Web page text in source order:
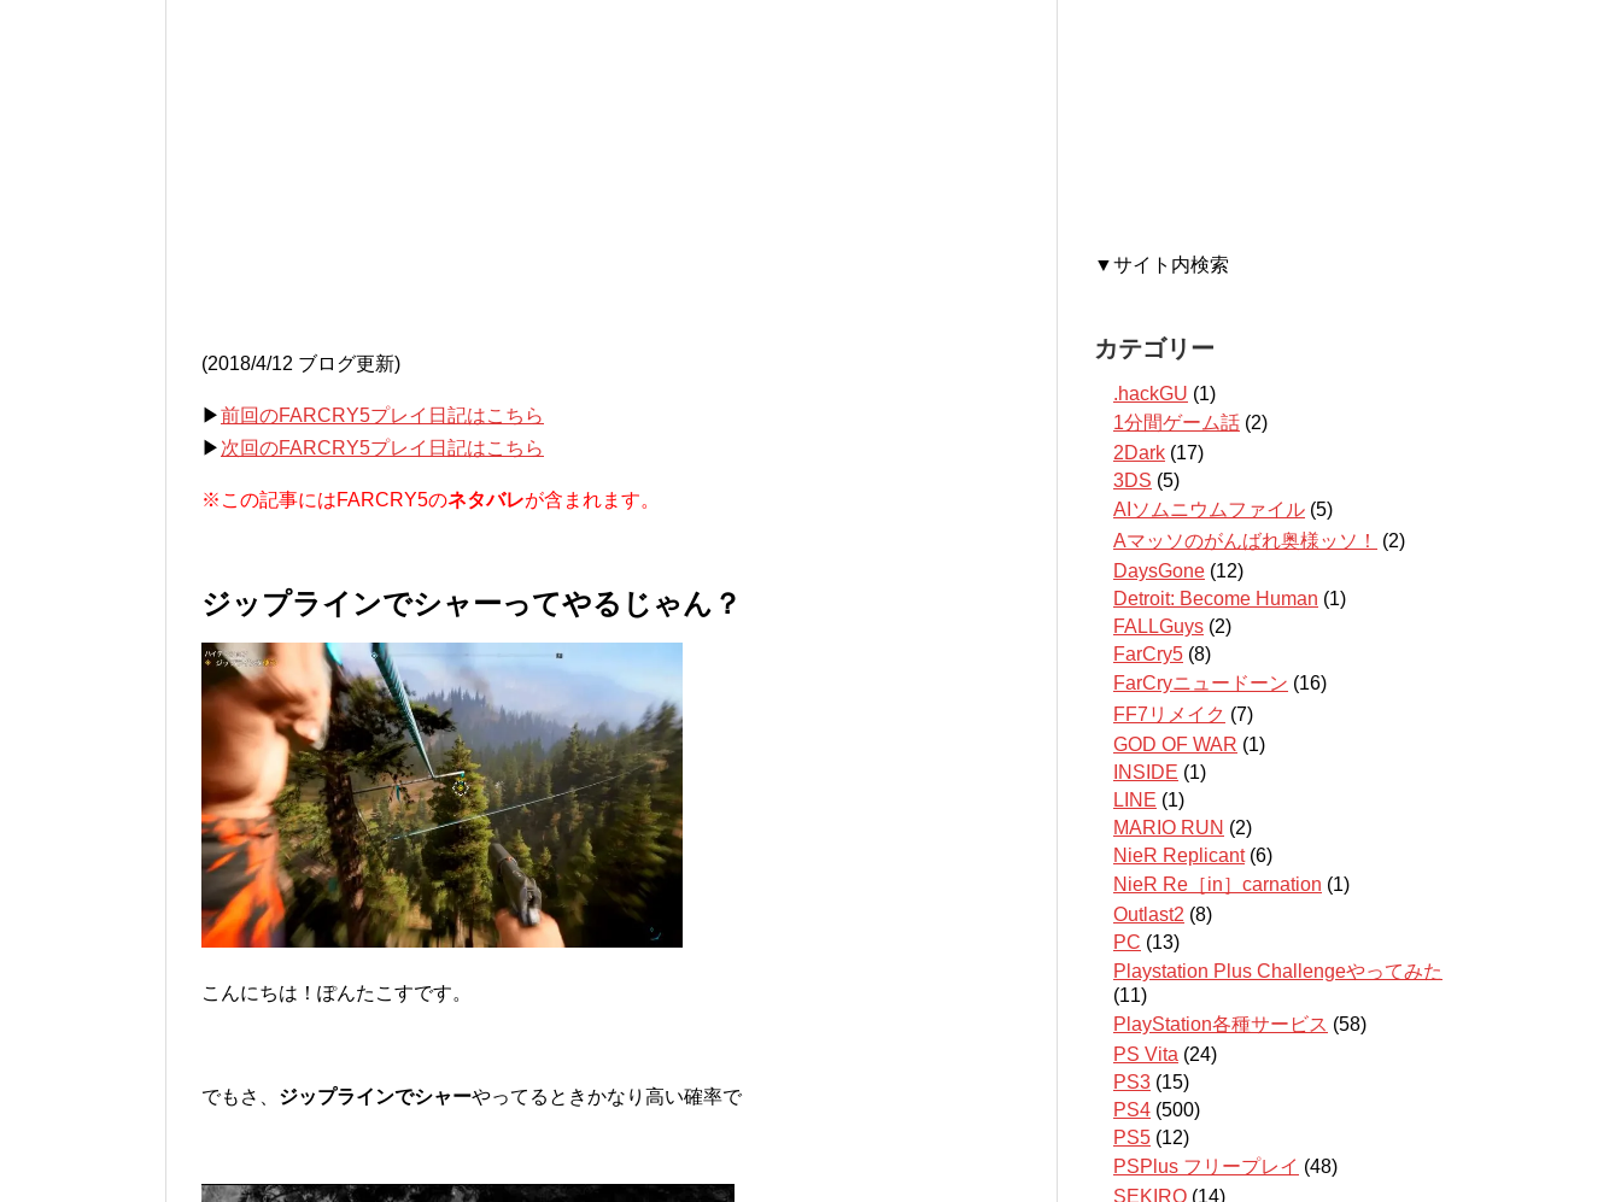
(2018/4/12 ブログ更新)
▶前回のFARCRY5プレイ日記はこちら
▶ 次回のFARCRY5プレイ日記はこちら
※この記事にはFARCRY5のネタバレが含まれます。
ジップラインでシャーってやるじゃん？
こんにちは！ぽんたこすです。
でもさ、 ジップラインでシャーやってるときかなり高い確率で
▼サイト内検索
カテゴリー
.hackGU (1)
1分間ゲーム話 (2)
2Dark (17)
3DS (5)
AIソムニウムファイル (5)
Aマッソのがんばれ奥様ッソ！
(2)
DaysGone (12)
Detroit: Become Human (1)
FALLGuys (2)
FarCry5 (8)
FarCryニュードーン (16)
FF7リメイク (7)
GOD OF WAR (1)
INSIDE (1)
LINE (1)
MARIO RUN (2)
NieR Replicant(6)
NieR Re［in］carnation (1)
Outlast2 (8)
PC (13)
Playstation Plus Challengeやってみた
(11)
PlayStation各種サービス (58)
PS Vita (24)
PS3 (15)
PS4 (500)
PS5 (12)
PSPlus フリープレイ (48)
SEKIRO (14)